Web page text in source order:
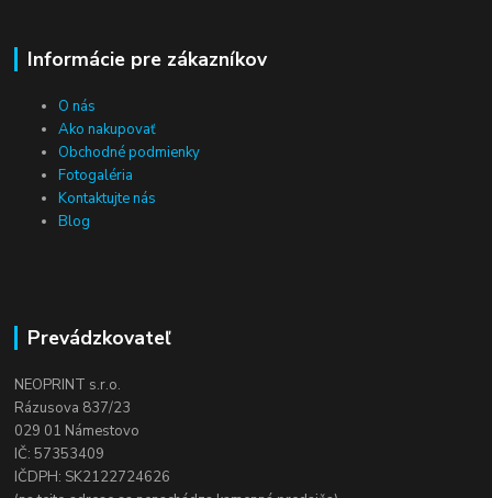
Informácie pre zákazníkov
O nás
Ako nakupovať
Obchodné podmienky
Fotogaléria
Kontaktujte nás
Blog
Prevádzkovateľ
NEOPRINT s.r.o.
Rázusova 837/23
029 01 Námestovo
IČ: 57353409
IČDPH: SK2122724626